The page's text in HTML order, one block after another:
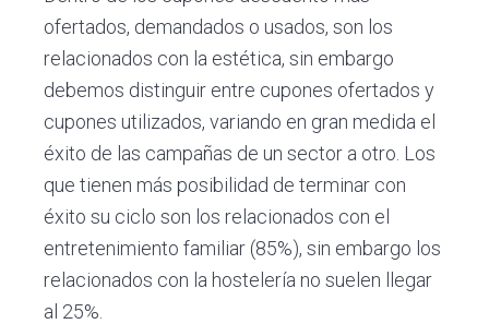
ofertados, demandados o usados, son los
relacionados con la estética, sin embargo
debemos distinguir entre cupones ofertados y
cupones utilizados, variando en gran medida el
éxito de las campañas de un sector a otro. Los
que tienen más posibilidad de terminar con
éxito su ciclo son los relacionados con el
entretenimiento familiar (85%), sin embargo los
relacionados con la hostelería no suelen llegar
al 25%.